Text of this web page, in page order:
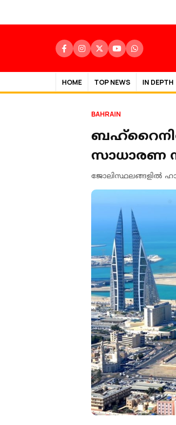
HOME TOP NEWS IN DEPTH
BAHRAIN
സാധാരണ
ജോലിസ്ഥലങ്ങളില്‍